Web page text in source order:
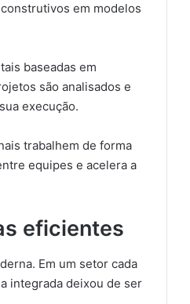
em modelos
baseadas em
são analisados e
execução.
trabalhem de forma
equipes e acelera a
eficientes
Em um setor cada
integrada deixou de ser